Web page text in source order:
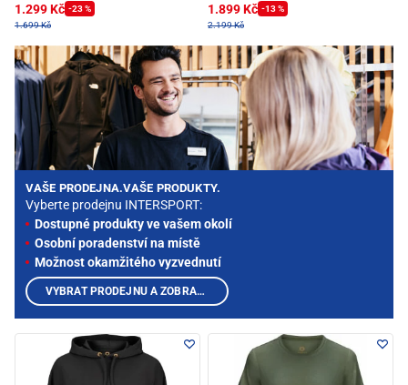
1.299 Kč -23 %
1.699 Kč
1.899 Kč -13 %
2.199 Kč
VAŠE PRODEJNA.VAŠE PRODUKTY.
Vyberte prodejnu INTERSPORT:
Dostupné produkty ve vašem okolí
Osobní poradenství na místě
Možnost okamžitého vyzvednutí
VYBRAT PRODEJNU A ZOBRAZIT PRODUKTY